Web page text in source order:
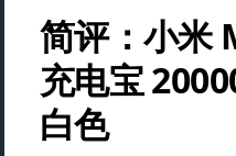
简评：小米
充电宝
白色